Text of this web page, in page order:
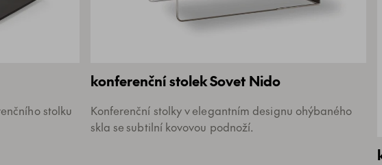
stolku
konferenční stolek Sovet Nido
Konferenční stolky v elegantním designu ohýbaného
skla se subtilní kovovou podnoží.